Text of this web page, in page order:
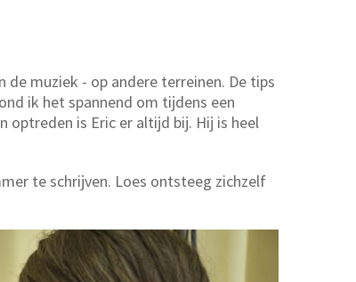
muziek - op andere terreinen. De tips
ik het spannend om tijdens een
optreden is Eric er altijd bij. Hij is heel
te schrijven. Loes ontsteeg zichzelf